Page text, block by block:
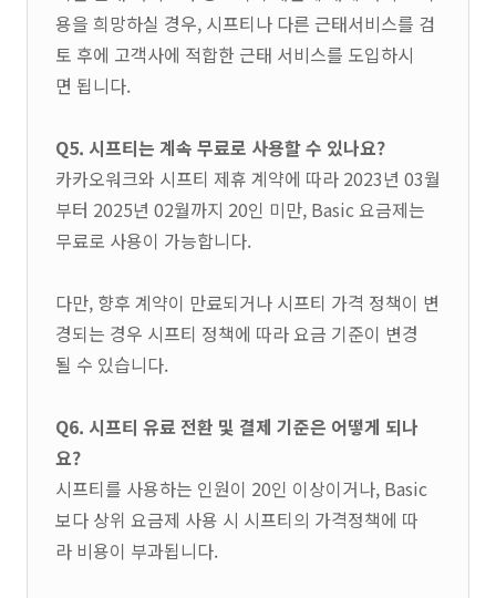
용을 희망하실 경우, 시프티나 다른 근태서비스를 검
토 후에 고객사에 적합한 근태 서비스를 도입하시
면 됩니다.
Q5. 시프티는 계속 무료로 사용할 수 있나요?
카카오워크와 시프티 제휴 계약에 따라 2023년 03월
부터 2025년 02월까지 20인 미만, Basic 요금제는
무료로 사용이 가능합니다.
다만, 향후 계약이 만료되거나 시프티 가격 정책이 변
경되는 경우 시프티 정책에 따라 요금 기준이 변경
될 수 있습니다.
Q6. 시프티 유료 전환 및 결제 기준은 어떻게 되나
요?
시프티를 사용하는 인원이 20인 이상이거나, Basic
보다 상위 요금제 사용 시 시프티의 가격정책에 따
라 비용이 부과됩니다.